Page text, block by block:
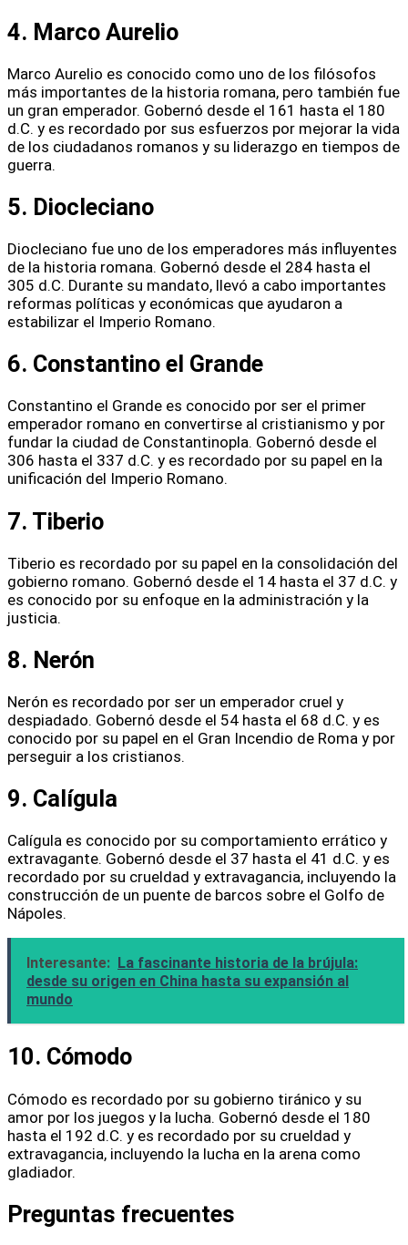
4. Marco Aurelio
Marco Aurelio es conocido como uno de los filósofos
más importantes de la historia romana, pero también fue
un gran emperador. Gobernó desde el 161 hasta el 180
d.C. y es recordado por sus esfuerzos por mejorar la vida
de los ciudadanos romanos y su liderazgo en tiempos de
guerra.
5. Diocleciano
Diocleciano fue uno de los emperadores más influyentes
de la historia romana. Gobernó desde el 284 hasta el
305 d.C. Durante su mandato, llevó a cabo importantes
reformas políticas y económicas que ayudaron a
estabilizar el Imperio Romano.
6. Constantino el Grande
Constantino el Grande es conocido por ser el primer
emperador romano en convertirse al cristianismo y por
fundar la ciudad de Constantinopla. Gobernó desde el
306 hasta el 337 d.C. y es recordado por su papel en la
unificación del Imperio Romano.
7. Tiberio
Tiberio es recordado por su papel en la consolidación del
gobierno romano. Gobernó desde el 14 hasta el 37 d.C. y
es conocido por su enfoque en la administración y la
justicia.
8. Nerón
Nerón es recordado por ser un emperador cruel y
despiadado. Gobernó desde el 54 hasta el 68 d.C. y es
conocido por su papel en el Gran Incendio de Roma y por
perseguir a los cristianos.
9. Calígula
Calígula es conocido por su comportamiento errático y
extravagante. Gobernó desde el 37 hasta el 41 d.C. y es
recordado por su crueldad y extravagancia, incluyendo la
construcción de un puente de barcos sobre el Golfo de
Nápoles.
Interesante: La fascinante historia de la brújula:
desde su origen en China hasta su expansión al
mundo
10. Cómodo
Cómodo es recordado por su gobierno tiránico y su
amor por los juegos y la lucha. Gobernó desde el 180
hasta el 192 d.C. y es recordado por su crueldad y
extravagancia, incluyendo la lucha en la arena como
gladiador.
Preguntas frecuentes